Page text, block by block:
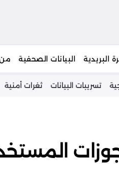
البريدية البيانات الصحفية
تسريبات البيانات ثغرات أمنية